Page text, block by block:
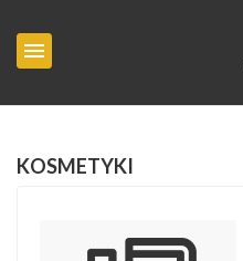

KOSMETYKI